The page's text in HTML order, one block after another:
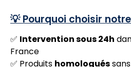
💡 Pourquoi choisir
✅ Intervention sous 24h
France
✅ Produits homologués